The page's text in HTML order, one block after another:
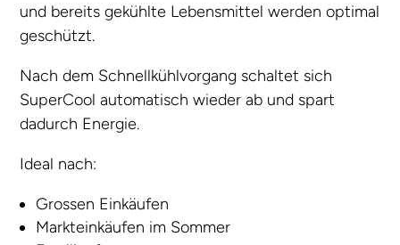
und bereits gekühlte Lebensmittel werden optimal
geschützt.
Nach dem Schnellkühlvorgang schaltet sich
SuperCool automatisch wieder ab und spart
dadurch Energie.
Ideal nach:
Grossen Einkäufen
Markteinkäufen im Sommer